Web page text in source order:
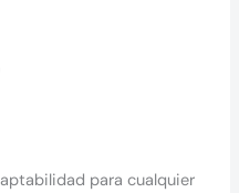
para cualquier